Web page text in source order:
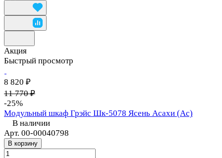
Акция
Быстрый просмотр
8 820 ₽
11 770 ₽
-25%
Модульный шкаф Грэйс Шк-5078 Ясень Асахи (Ас)
В наличии
Арт. 00-00040798
В корзину